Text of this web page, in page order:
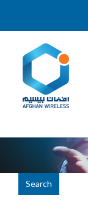
Search